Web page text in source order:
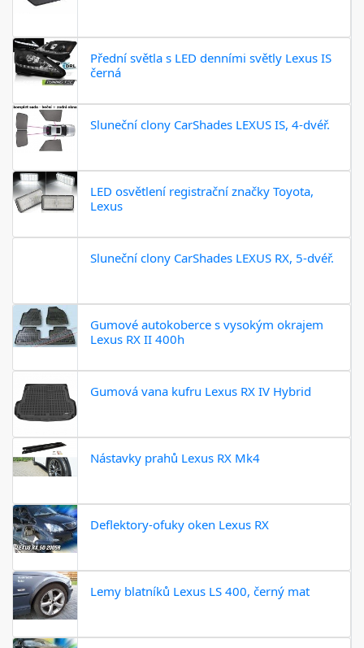
Přední světla s LED denními světly Lexus IS
černá
Sluneční clony CarShades LEXUS IS, 4-dvéř.
LED osvětlení registrační značky Toyota,
Lexus
Sluneční clony CarShades LEXUS RX, 5-dvéř.
Gumové autokoberce s vysokým okrajem
Lexus RX II 400h
Gumová vana kufru Lexus RX IV Hybrid
Nástavky prahů Lexus RX Mk4
Deflektory-ofuky oken Lexus RX
Lemy blatníků Lexus LS 400, černý mat